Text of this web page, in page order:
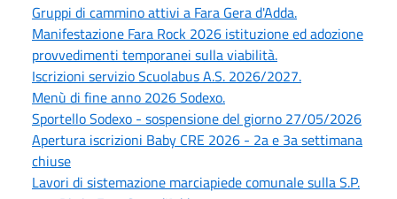
Gruppi di cammino attivi a Fara Gera d'Adda.
Manifestazione Fara Rock 2026 istituzione ed adozione
provvedimenti temporanei sulla viabilità.
Iscrizioni servizio Scuolabus A.S. 2026/2027.
Menù di fine anno 2026 Sodexo.
Sportello Sodexo - sospensione del giorno 27/05/2026
Apertura iscrizioni Baby CRE 2026 - 2a e 3a settimana
chiuse
Lavori di sistemazione marciapiede comunale sulla S.P.